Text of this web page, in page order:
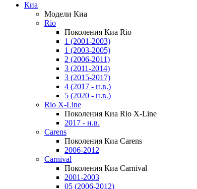
Киа
Модели Киа
Rio
Поколения Киа Rio
1 (2001-2003)
1 (2003-2005)
2 (2006-2011)
3 (2011-2014)
3 (2015-2017)
4 (2017 - н.в.)
5 (2020 - н.в.)
Rio X-Line
Поколения Киа Rio X-Line
2017 - н.в.
Carens
Поколения Киа Carens
2006-2012
Carnival
Поколения Киа Carnival
2001-2003
05 (2006-2012)